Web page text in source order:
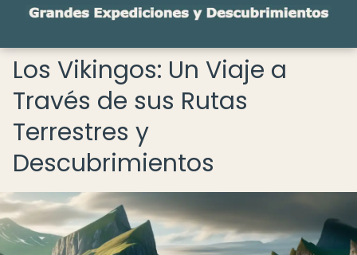
Los Vikingos: Un Viaje a
Través de sus Rutas
Terrestres y
Descubrimientos